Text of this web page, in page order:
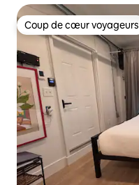
Coup de cœur voyageurs
Coup de cœur voyageurs